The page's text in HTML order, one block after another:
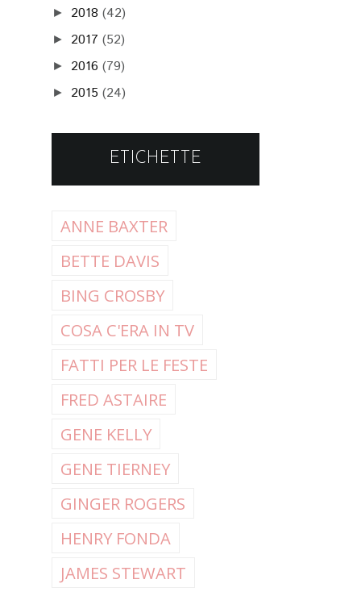
► 2018 (42)
► 2017 (52)
► 2016 (79)
► 2015 (24)
ETICHETTE
ANNE BAXTER
BETTE DAVIS
BING CROSBY
COSA C'ERA IN TV
FATTI PER LE FESTE
FRED ASTAIRE
GENE KELLY
GENE TIERNEY
GINGER ROGERS
HENRY FONDA
JAMES STEWART